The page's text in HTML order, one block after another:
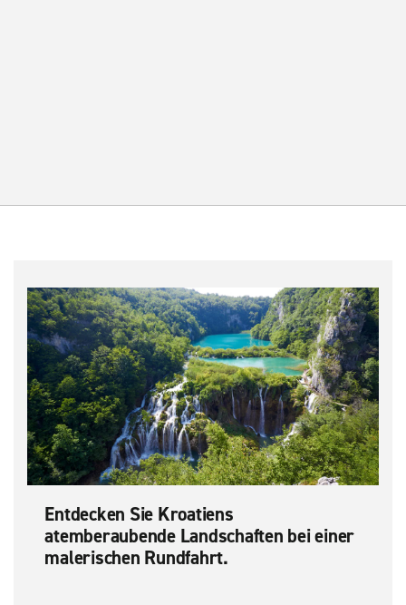
Entdecken Sie Kroatiens
atemberaubende Landschaften bei einer
malerischen Rundfahrt.